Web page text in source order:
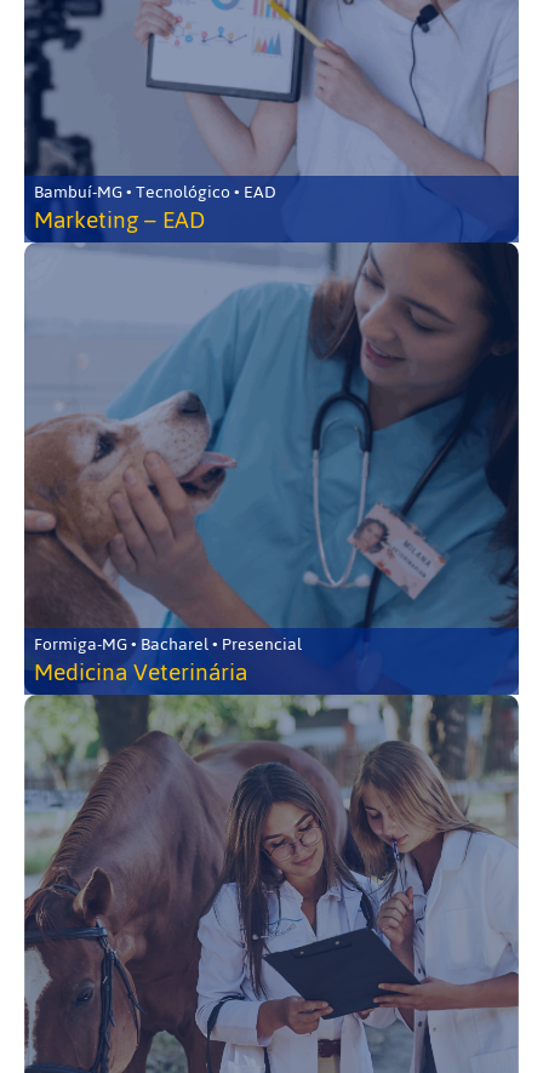
Bambuí-MG • Tecnológico • EAD
Marketing – EAD
Formiga-MG • Bacharel • Presencial
Medicina Veterinária